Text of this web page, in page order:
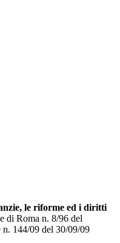
le riforme ed i diritti
di Roma n. 8/96 del
144/09 del 30/09/09